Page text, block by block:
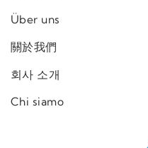
Über uns
關於我們
회사 소개
Chi siamo